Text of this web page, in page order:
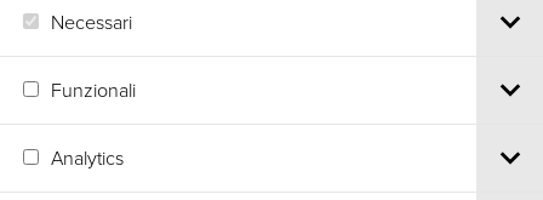
Necessari
Funzionali
Analytics